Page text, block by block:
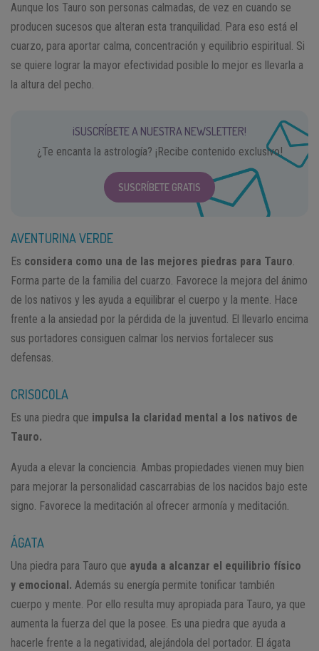
Aunque los Tauro son personas calmadas, de vez en cuando se
producen sucesos que alteran esta tranquilidad. Para eso está el
cuarzo, para aportar calma, concentración y equilibrio espiritual. Si
se quiere lograr la mayor efectividad posible lo mejor es llevarla a
la altura del pecho.
¡SUSCRÍBETE A NUESTRA NEWSLETTER!
¿Te encanta la astrología? ¡Recibe contenido exclusivo!
SUSCRÍBETE GRATIS
AVENTURINA VERDE
Es considera como una de las mejores piedras para Tauro.
Forma parte de la familia del cuarzo. Favorece la mejora del ánimo
de los nativos y les ayuda a equilibrar el cuerpo y la mente. Hace
frente a la ansiedad por la pérdida de la juventud. El llevarlo encima
sus portadores consiguen calmar los nervios fortalecer sus
defensas.
CRISOCOLA
Es una piedra que impulsa la claridad mental a los nativos de
Tauro.
Ayuda a elevar la conciencia. Ambas propiedades vienen muy bien
para mejorar la personalidad cascarrabias de los nacidos bajo este
signo. Favorece la meditación al ofrecer armonía y meditación.
ÁGATA
Una piedra para Tauro que ayuda a alcanzar el equilibrio físico
y emocional. Además su energía permite tonificar también
cuerpo y mente. Por ello resulta muy apropiada para Tauro, ya que
aumenta la fuerza del que la posee. Es una piedra que ayuda a
hacerle frente a la negatividad, alejándola del portador. El ágata